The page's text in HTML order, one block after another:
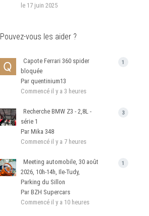
le 17 juin 2025
Pouvez-vous les aider ?
1
Capote Ferrari 360 spider
bloquée
Par quentinium13
Commencé il y a 3 heures
3
Recherche BMW Z3 - 2,8L -
série 1
Par Mika 348
Commencé il y a 7 heures
1
Meeting automobile, 30 août
2026, 10h-14h, Ile-Tudy,
Parking du Sillon
Par BZH Supercars
Commencé il y a 10 heures